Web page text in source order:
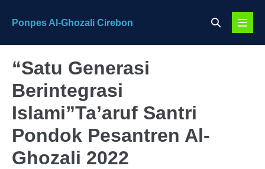
Ponpes Al-Ghozali Cirebon
Search
Menu
“Satu Generasi
Berintegrasi
Islami”Ta’aruf Santri
Pondok Pesantren Al-
Ghozali 2022